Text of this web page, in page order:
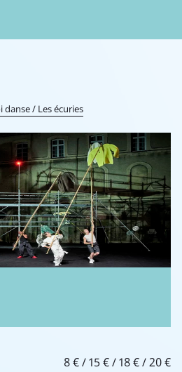
danse / Les écuries
8 € / 15 € / 18 € / 20 €